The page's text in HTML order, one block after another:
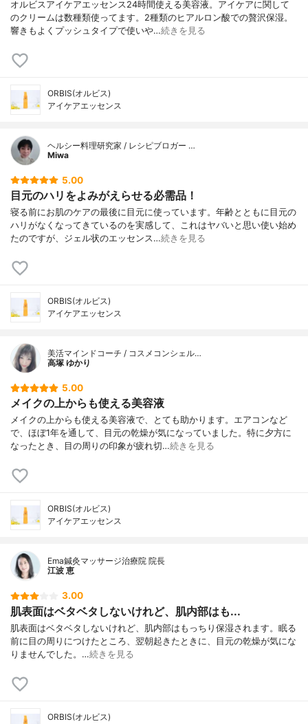
オルビスアイケアエッセンス24時間使える美容液。アイケアに関して
のクリームは数種類使ってます。2種類のヒアルロン酸での贅沢保湿。
響きもよくプッシュタイプで使いや…続きを見る
ORBIS(オルビス)
アイケアエッセンス
ヘルシー料理研究家 / レシピブロガー …
Miwa
5.00
目元のハリをよみがえらせる必需品！
寝る前にお肌のケアの最後に目元に使っています。年齢とともに目元の
ハリがなくなってきているのを実感して、これはヤバいと思い使い始め
たのですが、ジェル状のエッセンス…続きを見る
ORBIS(オルビス)
アイケアエッセンス
美活マインドコーチ / コスメコンシェル…
高塚 ゆかり
5.00
メイクの上からも使える美容液
メイクの上からも使える美容液で、とても助かります。エアコンなど
で、ほぼ1年を通して、目元の乾燥が気になっていました。特に夕方に
なったとき、目の周りの印象が疲れ切…続きを見る
ORBIS(オルビス)
アイケアエッセンス
Ema鍼灸マッサージ治療院 院長
江波 恵
3.00
肌表面はベタベタしないけれど、肌内部はも...
肌表面はベタベタしないけれど、肌内部はもっちり保湿されます。眠る
前に目の周りにつけたところ、翌朝起きたときに、目元の乾燥が気にな
りませんでした。…続きを見る
ORBIS(オルビス)